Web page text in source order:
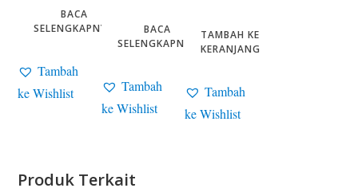
BACA
SELENGKAPNYA
Tambah
ke Wishlist
BACA
SELENGKAPNYA
Tambah
ke Wishlist
TAMBAH KE
KERANJANG
Tambah
ke Wishlist
Produk Terkait